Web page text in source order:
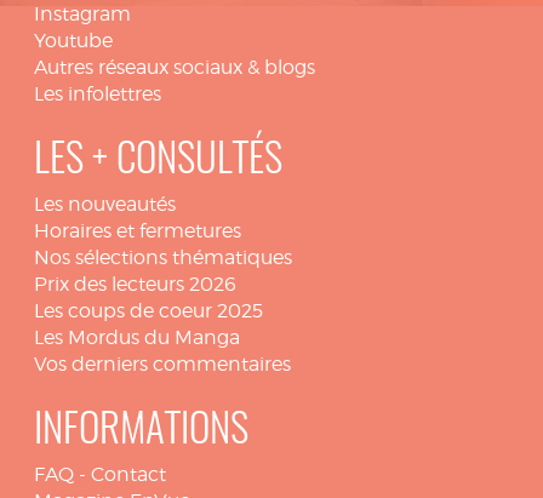
Instagram
Youtube
Autres réseaux sociaux & blogs
Les infolettres
LES + CONSULTÉS
Les nouveautés
Horaires et fermetures
Nos sélections thématiques
Prix des lecteurs 2026
Les coups de coeur 2025
Les Mordus du Manga
Vos derniers commentaires
INFORMATIONS
FAQ - Contact